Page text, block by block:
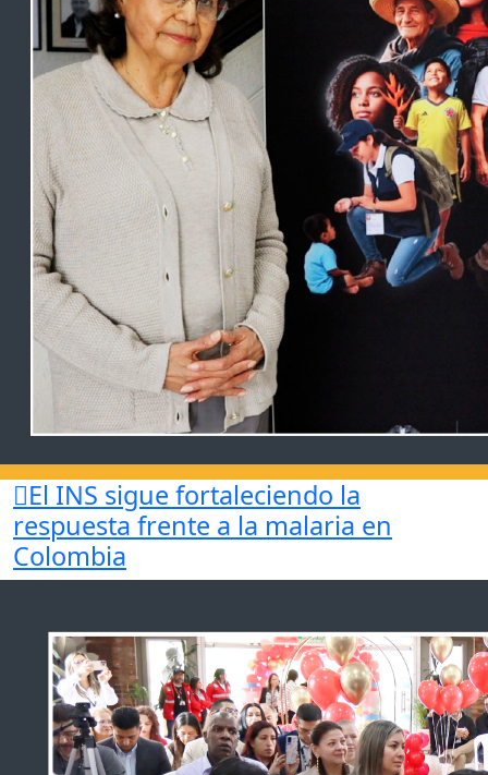
El INS sigue fortaleciendo la
respuesta frente a la malaria en
Colombia